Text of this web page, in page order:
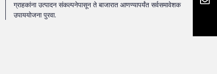
ग्राहकांना उत्पादन संकल्पनेपासून ते बाजारात आणण्यापर्यंत सर्वसमावेशक
उपाययोजना पुरवा.